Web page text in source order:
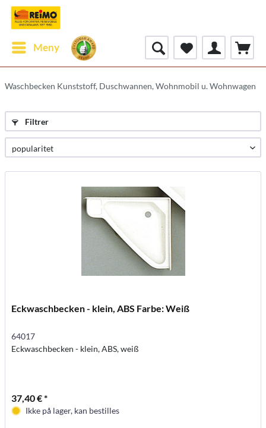
Meny
Waschbecken Kunststoff, Duschwannen, Wohnmobil u. Wohnwagen
Filtrer
Eckwaschbecken - klein, ABS Farbe: Weiß
64017
Eckwaschbecken - klein, ABS, weiß
37,40 € *
Ikke på lager, kan bestilles